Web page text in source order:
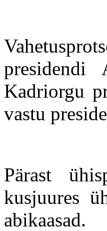
presidendi
Kadriorgu
vastu
Pärast
kusjuures
abikaasad.